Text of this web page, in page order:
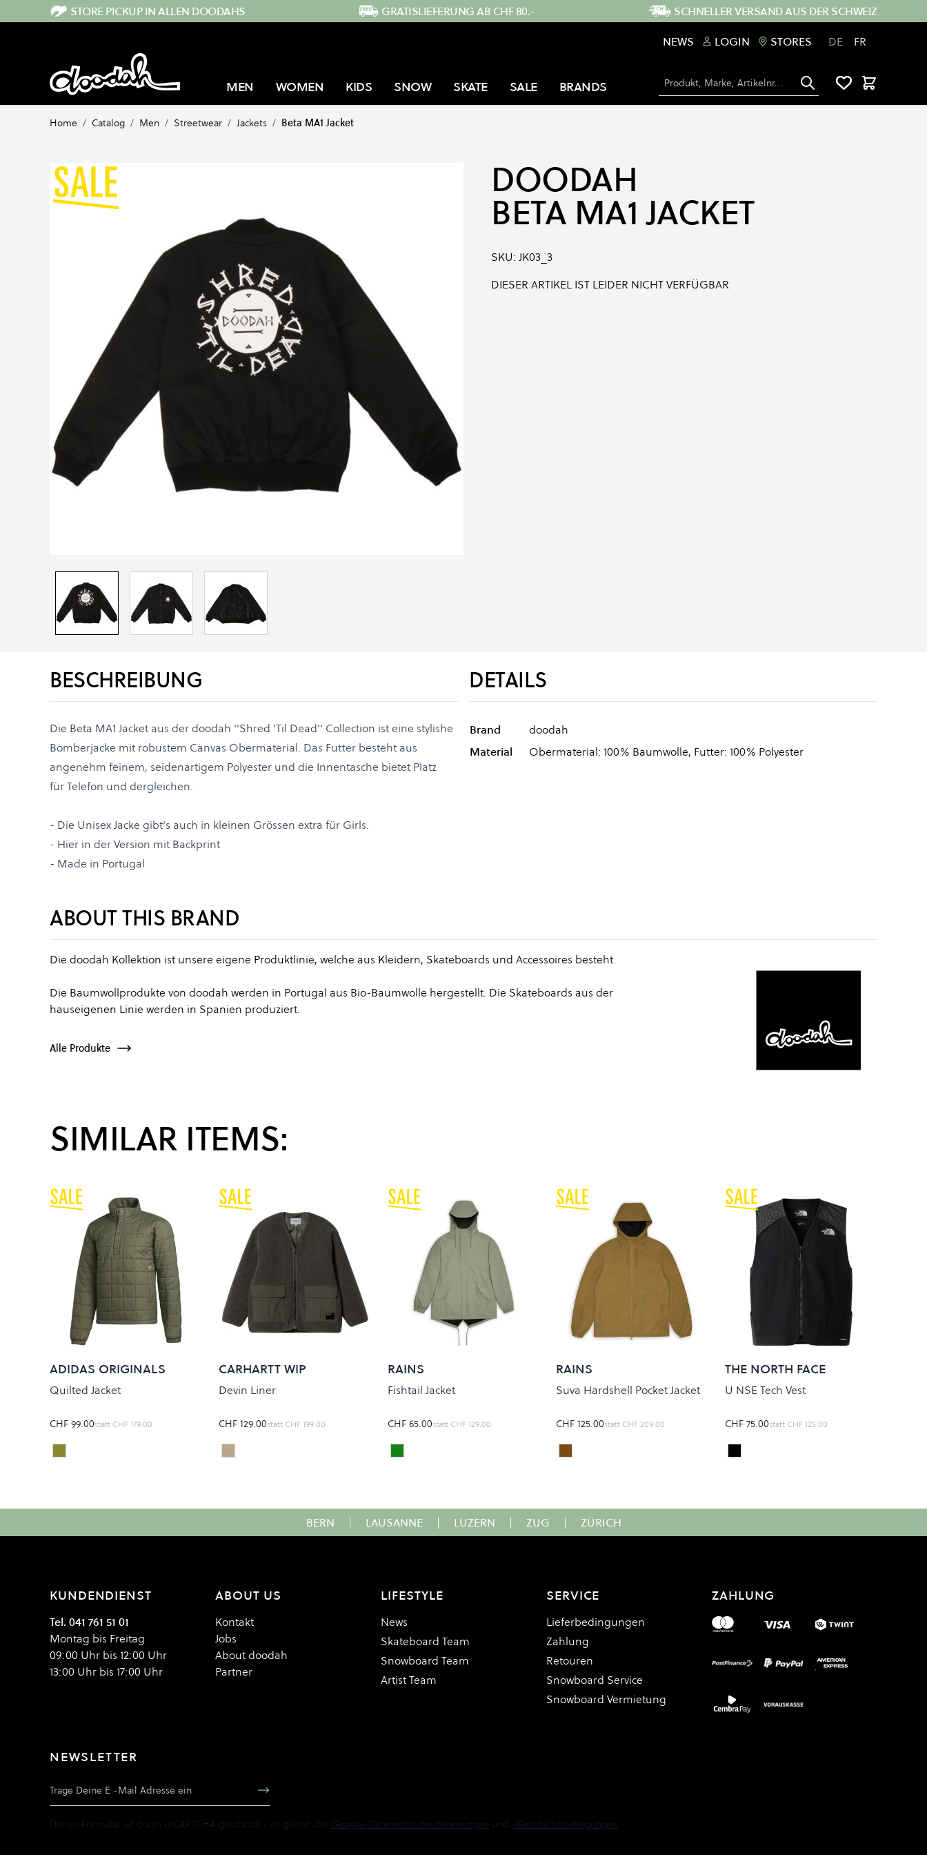
Direkt zum InhaltSTORE PICKUP IN ALLEN DOODAHS GRATISLIEFERUNG AB CHF 80.-
SCHNELLER VERSAND AUS DER SCHWEIZ
NEWS
LOGIN STORES DE FR
MEN WOMEN KIDS SNOW SKATE SALE BRANDS Suche Warenkorb
Home / Catalog / Men / Streetwear / Jackets / Beta MA1 Jacket
DOODAH
BETA MA1 JACKET
SKU: JK03_3
DIESER ARTIKEL IST LEIDER NICHT VERFÜGBAR
BESCHREIBUNG
Die Beta MA1 Jacket aus der doodah ''Shred 'Til Dead'' Collection ist eine stylishe
Bomberjacke mit robustem Canvas Obermaterial. Das Futter besteht aus
angenehm feinem, seidenartigem Polyester und die Innentasche bietet Platz
für Telefon und dergleichen.
- Die Unisex Jacke gibt's auch in kleinen Grössen extra für Girls.
- Hier in der Version mit Backprint
- Made in Portugal
DETAILS
Brand
doodah
Material
Obermaterial: 100% Baumwolle, Futter: 100% Polyester
ABOUT THIS BRAND
Die doodah Kollektion ist unsere eigene Produktlinie, welche aus Kleidern, Skateboards und Accessoires besteht.
Die Baumwollprodukte von doodah werden in Portugal aus Bio-Baumwolle hergestellt. Die Skateboards aus der
hauseigenen Linie werden in Spanien produziert.
Alle Produkte
SIMILAR ITEMS:
ADIDAS ORIGINALS
Quilted Jacket
CHF 99.00statt CHF 179.00
Colour
Legacy Green
CARHARTT WIP
Devin Liner
CHF 129.00statt CHF 199.00
Colour
Cypress
RAINS
Fishtail Jacket
CHF 65.00statt CHF 129.00
Colour
DRIFT
RAINS
Suva Hardshell Pocket Jacket
CHF 125.00statt CHF 209.00
Colour
Dawn
THE NORTH FACE
U NSE Tech Vest
CHF 75.00statt CHF 125.00
Colour
TNF Black
BERN | LAUSANNE | LUZERN | ZUG | ZÜRICH
KUNDENDIENST
Tel. 041 761 51 01
Montag bis Freitag
09:00 Uhr bis 12:00 Uhr
13:00 Uhr bis 17:00 Uhr
ABOUT US
Kontakt
Jobs
About doodah
Partner
LIFESTYLE
News
Skateboard Team
Snowboard Team
Artist Team
SERVICE
Lieferbedingungen
Zahlung
Retouren
Snowboard Service
Snowboard Vermietung
ZAHLUNG
NEWSLETTER
Dieses Formular ist durch reCAPTCHA geschützt - es gelten die Google-Datenschutzbestimmungen und -Geschäftsbedingungen.